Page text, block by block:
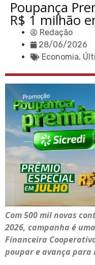
Poupança
R$ 1 milhão
Redação
28/06/2026
Economia,
Com 500 mil novas
2026, campanha é
Financeira
poupar e avança